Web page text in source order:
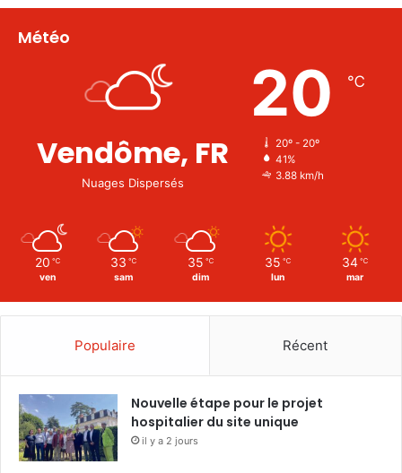
Météo
Vendôme, FR
Nuages Dispersés
20 ℃
20º - 20º
41%
3.88 km/h
20 ℃
ven
33 ℃
sam
35 ℃
dim
35 ℃
lun
34 ℃
mar
Populaire Récent
Nouvelle étape pour le projet
hospitalier du site unique
il y a 2 jours